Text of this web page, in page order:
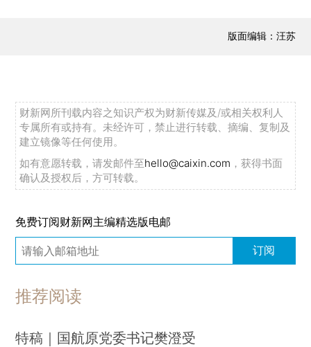
版面编辑：汪苏
财新网所刊载内容之知识产权为财新传媒及/或相关权利人
专属所有或持有。未经许可，禁止进行转载、摘编、复制及
建立镜像等任何使用。
如有意愿转载，请发邮件至hello@caixin.com ，获得书面
确认及授权后，方可转载。
免费订阅财新网主编精选版电邮
订阅
推荐阅读
特稿｜国航原党委书记樊澄受